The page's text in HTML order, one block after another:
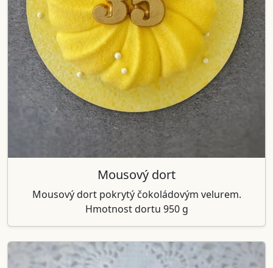
Mousový dort
Mousový dort pokrytý čokoládovým velurem.
Hmotnost dortu 950 g